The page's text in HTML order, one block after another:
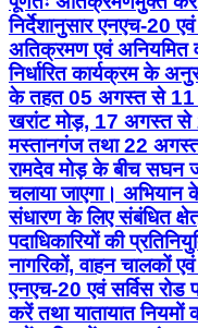
निर्देशानुसार एनएच-20
अतिक्रमण एवं अनियमित
निर्धारित कार्यक्रम के
के तहत 05 अगस्त से
खरांट मोड़, 17 अगस्त
मस्तानगंज तथा 22
रामदेव मोड़ के बीच सघन
चलाया जाएगा।
संधारण के लिए संबंधित
पदाधिकारियों की
नागरिकों, वाहन चालकों
एनएच-20 एवं सर्विस
करें तथा यातायात